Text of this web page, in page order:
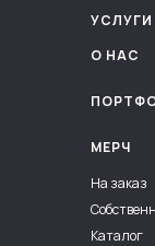
УСЛУГИ
О НАС
МЕРЧ
На заказ
Каталог